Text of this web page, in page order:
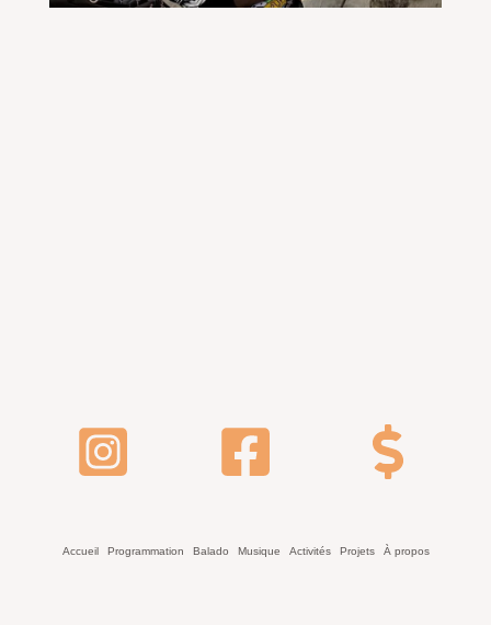
Accueil Programmation Balado Musique Activités Projets À propos